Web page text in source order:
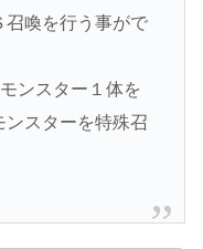
召喚を行う事がで
ンスター１体を
ンスターを特殊召